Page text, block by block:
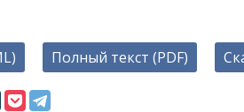
Полный текст (PDF)